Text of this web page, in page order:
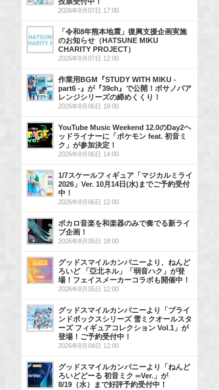
2026年8月07日 17:00
「令和8年熊本地震」復興支援企画実施
のお知らせ（HATSUNE MIKU
CHARITY PROJECT）
2026年8月07日 12:00
作業用BGM『STUDY WITH MIKU -
part6 -』が『39ch』で公開！ボサノバア
レンジシリーズの締めくくり！
2026年8月06日 19:00
YouTube Music Weekend 12.0のDay2ヘ
ッドライナーに「ポケモン feat. 初音ミ
ク」が参加決定！
2026年8月06日 14:00
1/7スケールフィギュア「マジカルミライ
2026」Ver. 10月14日(水)までご予約受付
中！
2026年8月06日 12:00
ボカロ音楽を和楽器のみで奏でる新ライ
ブ企画！
2026年8月05日 18:00
グッドスマイルカンパニーより、ねんど
ろいど 「亞北ネル」「弱音ハク」が登
場！フェイスメーカーコラボも開催中！
2026年8月05日 12:00
グッドスマイルカンパニーより「ブライ
ンドボックスシリーズ 雪ミクオールスタ
ーズ フィギュアコレクション Vol.1」が
登場！ご予約受付中！
2026年8月04日 12:00
グッドスマイルカンパニーより「ねんど
ろいどどーる 初音ミク ∞Ver.」が
8/19（水）まで好評予約受付中！